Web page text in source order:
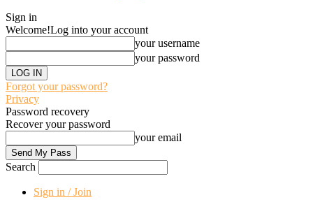
Sign in
Welcome!Log into your account
your username
your password
Forgot your password?
Privacy
Password recovery
Recover your password
your email
Search
Sign in / Join